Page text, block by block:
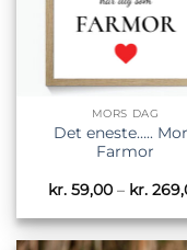
MORS DAG
Det eneste…..
Farmor
kr.59,00 – kr.